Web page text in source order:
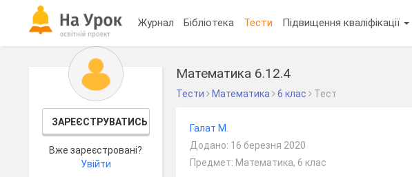
Журнал Бібліотека Тести Підвищення кваліфікації
ЗАРЕЄСТРУВАТИСЬ
Вже зареєстровані?
Увійти
Математика 6.12.4
Тести Математика 6 клас Тест
Галат М.
Додано: 16 березня 2020
Предмет: Математика, 6 клас